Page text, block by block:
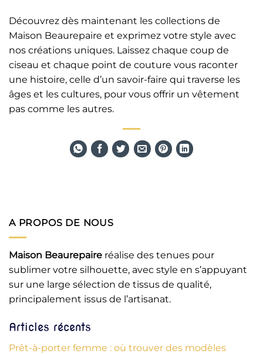
Découvrez dès maintenant les collections de
Maison Beaurepaire et exprimez votre style avec
nos créations uniques. Laissez chaque coup de
ciseau et chaque point de couture vous raconter
une histoire, celle d’un savoir-faire qui traverse les
âges et les cultures, pour vous offrir un vêtement
pas comme les autres.
A PROPOS DE NOUS
Maison Beaurepaire réalise des tenues pour
sublimer votre silhouette, avec style en s’appuyant
sur une large sélection de tissus de qualité,
principalement issus de l’artisanat.
Articles récents
Prêt-à-porter femme : où trouver des modèles